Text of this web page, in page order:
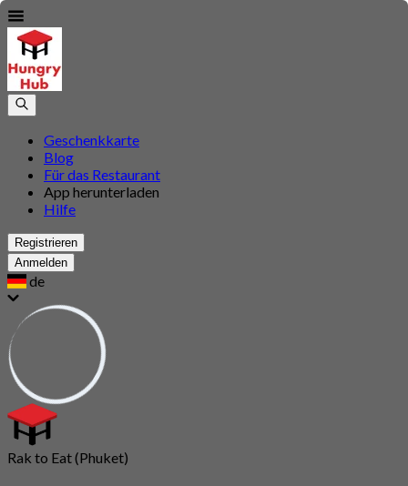
Geschenkkarte
Blog
Für das Restaurant
App herunterladen
Hilfe
Registrieren
Anmelden
de
Rak to Eat (Phuket)